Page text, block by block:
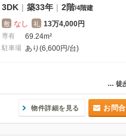
3DK | 築33年 | 2階/4階建
敷 なし 礼 13万4,000円
専有 69.24m²
駐車場 あり(6,600円/台)
… 徒
物件詳細を見る お問